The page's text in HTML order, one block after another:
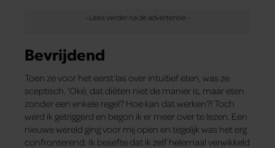
Bevrijdend
Toen ze voor het eerst las over intuïtief eten, was ze
sceptisch. ‘Oké, dat diëten niet de manier is, maar eten
zonder een enkele regel? Hoe kan dat werken?! Toch
werd ik getriggerd en begon ik er meer over te lezen. Een
nieuwe wereld ging voor mij open en tegelijk was het erg
confronterend. Ik besefte dat ik zelf helemaal verwikkeld